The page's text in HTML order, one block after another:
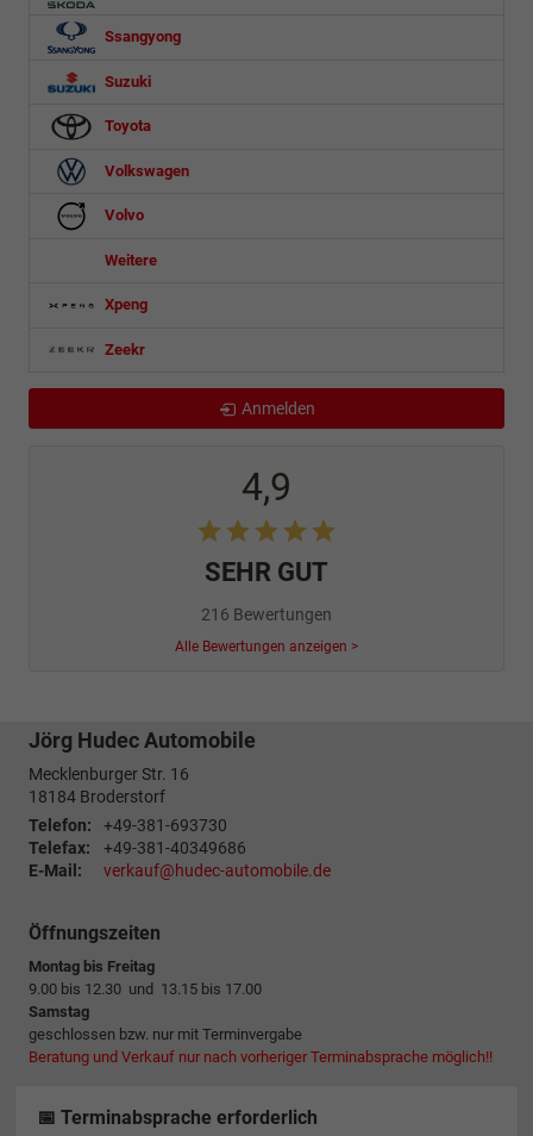
Ssangyong
Suzuki
Toyota
Volkswagen
Volvo
Weitere
Xpeng
Zeekr
Anmelden
4,9
SEHR GUT
216 Bewertungen
Alle Bewertungen anzeigen >
Jörg Hudec Automobile
Mecklenburger Str. 16
18184 Broderstorf
Telefon:
+49-381-693730
Telefax:
+49-381-40349686
E-Mail:
verkauf@hudec-automobile.de
Öffnungszeiten
Montag bis Freitag
9.00 bis 12.30 und 13.15 bis 17.00
Samstag
geschlossen bzw. nur mit Terminvergabe
Beratung und Verkauf nur nach vorheriger Terminabsprache möglich!!
📅 Terminabsprache erforderlich